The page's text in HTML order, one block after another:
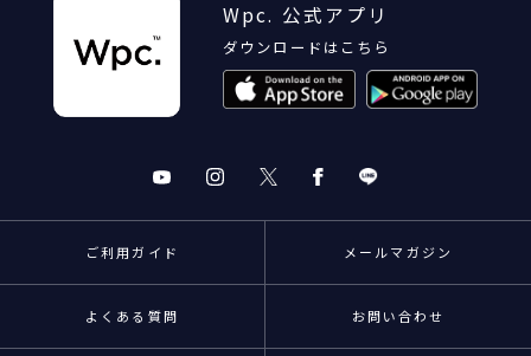
Wpc. 公式アプリ
ダウンロードはこちら
ご利用ガイド メールマガジン
よくある質問 お問い合わせ